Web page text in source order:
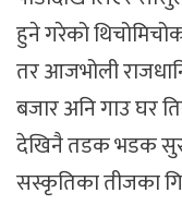
हुने गरेको
तर आजभोली
बजार अनि गाउ घर
देखिनै तडक भडक
सस्कृतिका तीजका